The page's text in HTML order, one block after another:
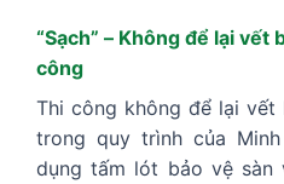
“Sạch” – Không để lại vết
công
Thi công không để lại
trong quy trình của
dụng tấm lót bảo vệ sàn